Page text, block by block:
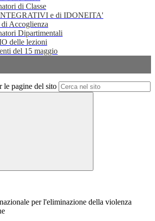
di Classe
e di IDONEITA'
Accoglienza
Dipartimentali
delle lezioni
del 15 maggio
le pagine del sito
per l'eliminazione della violenza